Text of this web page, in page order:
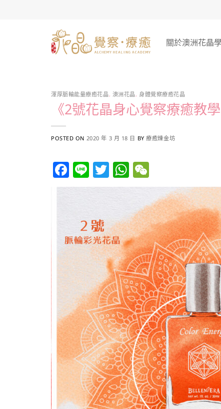
關於澳洲花晶
渾厚脈輪能量療癒花晶, 澳洲花晶,身體覺察療癒花晶
《2號花晶身心覺察療癒教
POSTED ON 2020 年 3 月 18 日 BY療癒煉金坊
Facebook
LineTwitterWhatsApp